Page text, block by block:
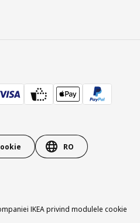
RO
IKEA privind modulele cookie